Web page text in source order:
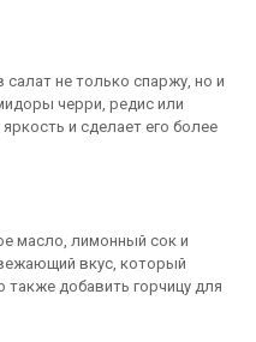
не только спаржу, но и
черри, редис или
и сделает его более
масло, лимонный сок и
вкус, который
добавить горчицу для